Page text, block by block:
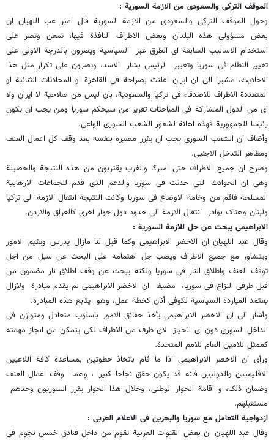
الموقف الترکی والسعودی من الازمة السوریة :
وحول الموقف الترکی والسعودی من الازمة السوریة قال امیر عب اللهیان ان
بعض مسؤولی هذه البلدان وبعض الاطراف النافذة فیها، تمعن وتصر على
استخدام الاسالیب السابقة ای الطرق غیر السیاسیة ویصرون بالدرجة الاولى على
تغییر النظام فی سوریا وتغییر الرئیس بشار الاسد، ویصرون على تکرار مثل هذا
الاحادیث، مشیرا الى ان ایران اعلنت بصراحة فی القاهرة او المحادثات الثنائیة او
المتعددة الاطراف للاصدقاء فی ترکیا والسعودیة، بان لیس من صلاحیة لا ایران ولا
ای من الدول المشارکة فی المباحثات تقریر من سیحکم سوریا ومن یجب ان یکون
رئیسا للجمهوریة فهذه اهانة لشعور الشعب السوری الواعی.
وأضاف ان الشعب السوری یجب ان یقرر مصیره بنفسه بعد وقف کل اعمال العنف
ومظاهر التدخل الاجنبی.
وصرح ان جمیع الاطراف حتى امیرکا والغرب یقتربون من هذه النتیجة والحصیلة
وهی ان الحوادث التی حدثت فی سوریا والدعم الذی قدم للجماعات الارهابیة
المسلحة فاقم من وخامة الاوضاع فی سوریا وکانت النتیجة انتقال الازمة الى ترکیا
ولبنان وهناک بوادر انتقال الازمة الى حدود دول جوار اخرى کالعراق والاردن.
الابراهیمی یبحث عن حل للازمة السوریة :
وقال عبد اللهیان ان الاخضر الابراهیمی وکما قیل لنا مازال یدرس ویقیم الامور
ویتشاور مع جمیع الاطراف ویصب جل اهتمامه على البحث عن سبل من اجل
توقف العنف واطلاق النار فی سوریا ولکنه یبحث عن وقف اطلاق نار مضمون من
قبل طرفی النزاع فی سوریا، مضیفا ان الاخضر الابراهیمی لم یقدم مبادرة ولازال
یعتمد المباردة السیاسیة لکوفی أنان کخطة عمل، وهو یتابع هذه المبادرة.
وأشار الى ان الاخضر الابراهیمی یأخذ حقائق الامور باسلوب متعادل ومتوازن فی
الداخل السوری دون ای انحیاز لای طرف من الاطراف لکی یتمکن من انجاز مهمته
کممثل للامین العام للامم المتحدة.
ورأى ان الاخضر الابراهیمی اذا ما قام باتخاذ خطوتین بمساعدة کافة اللاعبین
الاقلیمیین والدولیین فانه قد یکون حقق نجاحا کبیرا ، وهما وقف اعمال العنف
وضمان ذلک، و اقامة الحوار الوطنی، وخلال هذا الحوار یقرر السوریون وحدهم
مستقبلهم.
ازدواجیة التعامل مع سوریا والبحرین فی الاعلام العربی :
وقال عبد اللهیان ان بعض القنوات العربیة تقوم من داخل فنادق خمس نجوم فی